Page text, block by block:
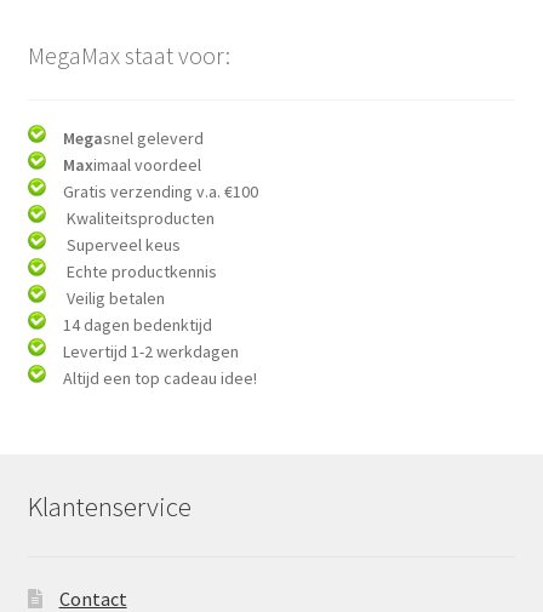
MegaMax staat voor:
Megasnel geleverd
Maximaal voordeel
Gratis verzending v.a. €100
Kwaliteitsproducten
Superveel keus
Echte productkennis
Veilig betalen
14 dagen bedenktijd
Levertijd 1-2 werkdagen
Altijd een top cadeau idee!
Klantenservice
Contact